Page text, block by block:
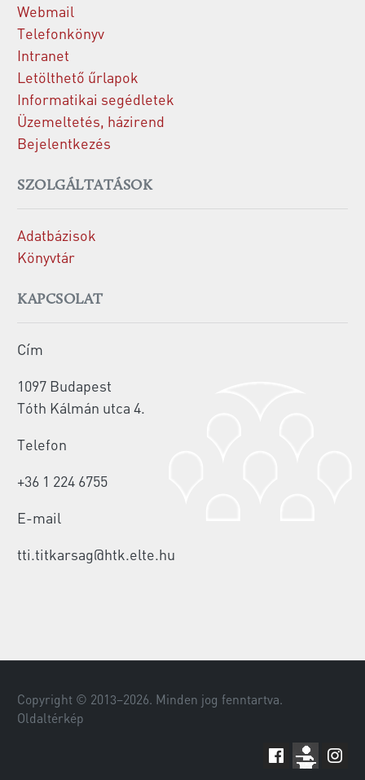
Webmail
Telefonkönyv
Intranet
Letölthető űrlapok
Informatikai segédletek
Üzemeltetés, házirend
Bejelentkezés
SZOLGÁLTATÁSOK
Adatbázisok
Könyvtár
KAPCSOLAT
Cím
1097 Budapest
Tóth Kálmán utca 4.
Telefon
+36 1 224 6755
E-mail
tti.titkarsag@htk.elte.hu
Copyright © 2013–2026. Minden jog fenntartva.
Oldaltérkép